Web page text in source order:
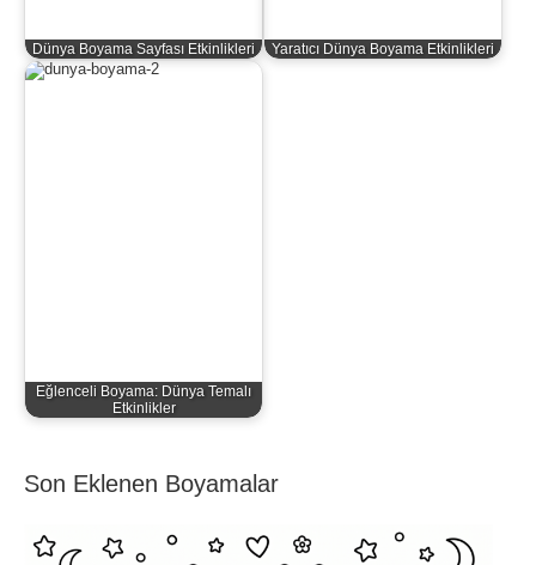
Dünya Boyama Sayfası Etkinlikleri Yaratıcı Dünya Boyama Etkinlikleri
Eğlenceli Boyama: Dünya Temalı
Etkinlikler
Son Eklenen Boyamalar